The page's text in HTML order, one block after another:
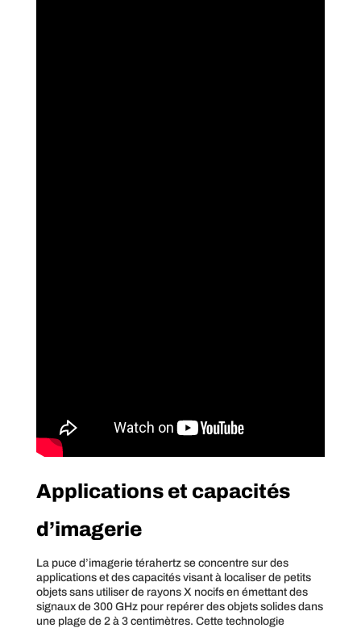
Applications et capacités
d’imagerie
La puce d’imagerie térahertz se concentre sur des
applications et des capacités visant à localiser de petits
objets sans utiliser de rayons X nocifs en émettant des
signaux de 300 GHz pour repérer des objets solides dans
une plage de 2 à 3 centimètres. Cette technologie